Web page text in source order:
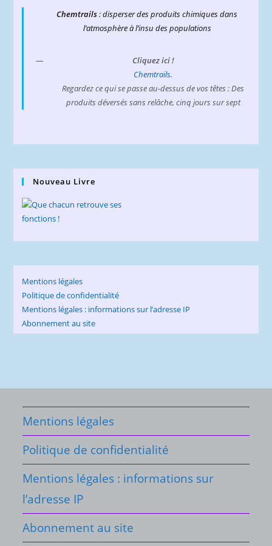
Chemtrails: disperser des produits chimiques dans
l’atmosphère à l’insu des populations
Cliquez ici !
Chemtrails.
Regardez ce qui se passe au-dessus de vos têtes : Des
produits déversés sans relâche, cinq jours sur sept
Nouveau Livre
Mentions légales
Politique de confidentialité
Mentions légales : informations sur l’adresse IP
Abonnement au site
Mentions légales
Politique de confidentialité
Mentions légales : informations sur
l’adresse IP
Abonnement au site